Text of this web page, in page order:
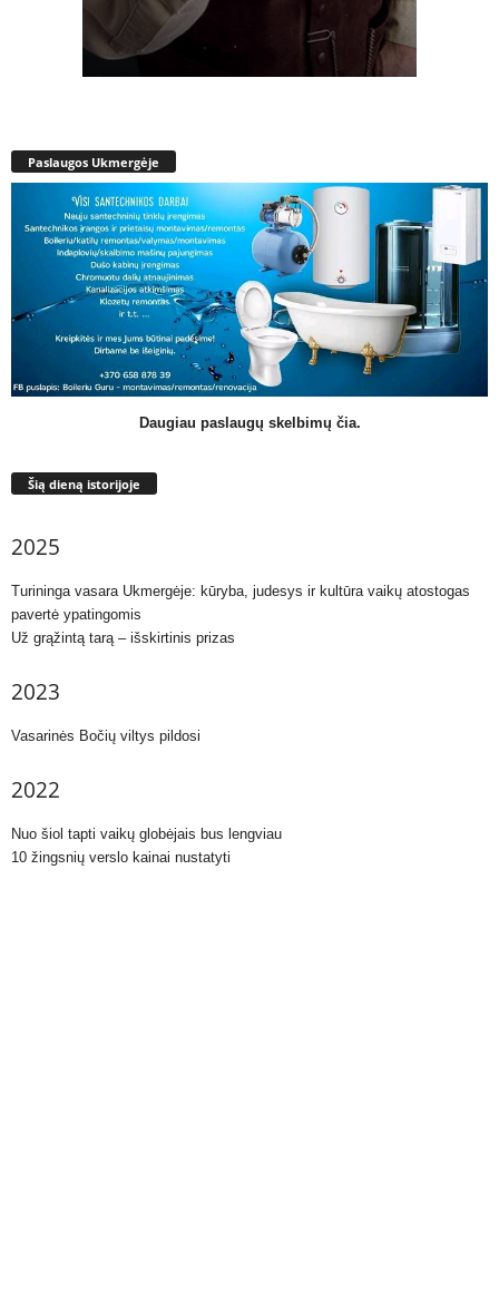
Paslaugos Ukmergėje
Daugiau paslaugų skelbimų čia.
Šią dieną istorijoje
2025
Turininga vasara Ukmergėje: kūryba, judesys ir kultūra vaikų atostogas
pavertė ypatingomis
Už grąžintą tarą – išskirtinis prizas
2023
Vasarinės Bočių viltys pildosi
2022
Nuo šiol tapti vaikų globėjais bus lengviau
10 žingsnių verslo kainai nustatyti